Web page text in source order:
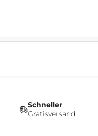
Schneller
Gratisversand